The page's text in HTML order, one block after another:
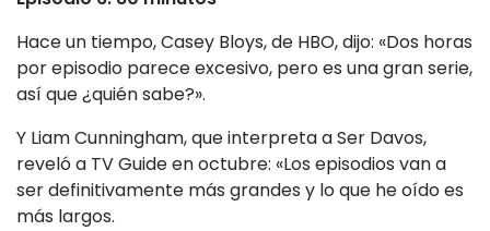
Hace un tiempo, Casey Bloys, de HBO, dijo: «Dos horas
por episodio parece excesivo, pero es una gran serie,
así que ¿quién sabe?».
Y Liam Cunningham, que interpreta a Ser Davos,
reveló a TV Guide en octubre: «Los episodios van a
ser definitivamente más grandes y lo que he oído es
más largos.